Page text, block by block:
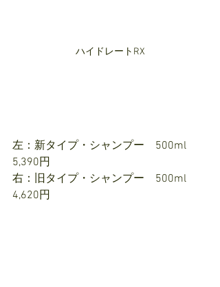
ハイドレートRX
左：新タイプ・シャンプー　500ml
5,390円
右：旧タイプ・シャンプー　500ml
4,620円